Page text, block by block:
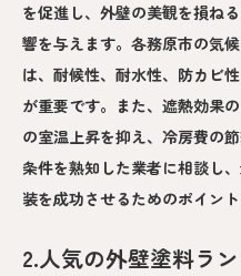
を促進し、外壁の美観を損ね
響を与えます。各務原市の気
は、耐候性、耐水性、防カビ
が重要です。また、遮熱効果
の室温上昇を抑え、冷房費の
条件を熟知した業者に相談し
装を成功させるためのポイント
2.人気の外壁塗料ラ